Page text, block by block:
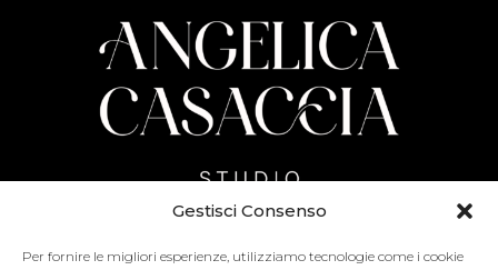
Gestisci Consenso
Per fornire le migliori esperienze, utilizziamo tecnologie come i cookie